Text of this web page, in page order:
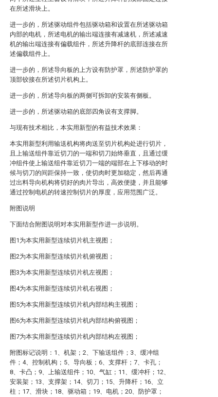
在所述滑块上。
进一步的，所述驱动组件包括驱动箱和设置在所述驱动箱
内部的电机，所述电机的输出端连接有减速机，所述减速
机的输出端连接有偏载组件，所述升降杆的底部连接在所
述偏载组件上。
进一步的，所述导向板的上方设有防护罩，所述防护罩的
顶部铰接在所述切片机构上。
进一步的，所述导向板的两侧可拆卸的安装有侧板。
进一步的，所述驱动箱的底部四角设有支撑脚。
与现有技术相比，本实用新型的有益技术效果：
本实用新型利用输送机构将肉送至切片机构处进行切片，
且上输送组件靠近切刀的一端和切刀始终垂直，且通过缓
冲组件使上输送组件靠近切刀一端的端部在上下移动的时
候与切刀的间距保持一致，使切肉时更加稳定，然后再通
过出料导向机构将切好的肉片导出，高效便捷，并且能够
通过控制电机的转速控制切片的厚度，应用范围广泛。
附图说明
下面结合附图说明对本实用新型作进一步说明。
图1为本实用新型连续切片机主视图；
图2为本实用新型连续切片机俯视图；
图3为本实用新型连续切片机左视图；
图4为本实用新型连续切片机右视图；
图5为本实用新型连续切片机内部结构主视图；
图6为本实用新型连续切片机内部结构俯视图；
图7为本实用新型连续切片机内部结构左视图；
附图标记说明：1、机架；2、下输送组件；3、缓冲组
件；4、控制机构；5、导向板；6、支撑杆；7、卡孔；
8、卡凸；9、上输送组件；10、气缸；11、缓冲杆；12、
安装架；13、支撑架；14、切刀；15、升降杆；16、立
柱；17、滑块；18、驱动箱；19、电机；20、防护罩；